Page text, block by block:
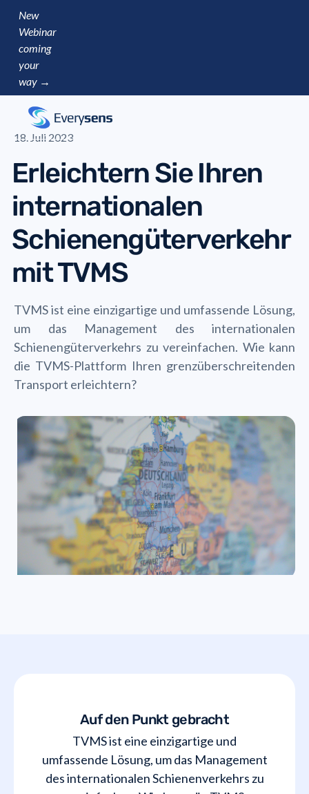
New
Webinar
coming
your
way →
18. Juli 2023
Erleichtern Sie Ihren
internationalen
Schienengüterverkehr
mit TVMS
TVMS ist eine einzigartige und umfassende Lösung,
um das Management des internationalen
Schienengüterverkehrs zu vereinfachen. Wie kann
die TVMS-Plattform Ihren grenzüberschreitenden
Transport erleichtern?
Auf den Punkt gebracht
TVMS ist eine einzigartige und
umfassende Lösung, um das Management
des internationalen Schienenverkehrs zu